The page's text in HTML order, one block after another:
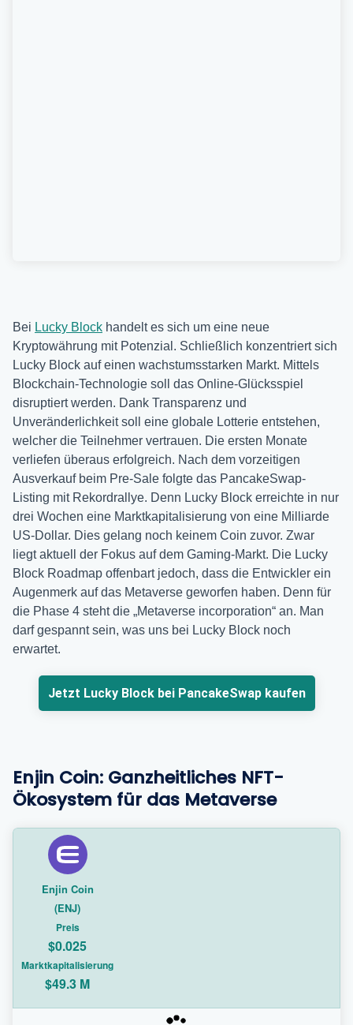
Bei Lucky Block handelt es sich um eine neue
Kryptowährung mit Potenzial. Schließlich konzentriert sich
Lucky Block auf einen wachstumsstarken Markt. Mittels
Blockchain-Technologie soll das Online-Glücksspiel
disruptiert werden. Dank Transparenz und
Unveränderlichkeit soll eine globale Lotterie entstehen,
welcher die Teilnehmer vertrauen. Die ersten Monate
verliefen überaus erfolgreich. Nach dem vorzeitigen
Ausverkauf beim Pre-Sale folgte das PancakeSwap-
Listing mit Rekordrallye. Denn Lucky Block erreichte in nur
drei Wochen eine Marktkapitalisierung von eine Milliarde
US-Dollar. Dies gelang noch keinem Coin zuvor. Zwar
liegt aktuell der Fokus auf dem Gaming-Markt. Die Lucky
Block Roadmap offenbart jedoch, dass die Entwickler ein
Augenmerk auf das Metaverse geworfen haben. Denn für
die Phase 4 steht die „Metaverse incorporation“ an. Man
darf gespannt sein, was uns bei Lucky Block noch
erwartet.
Jetzt Lucky Block bei PancakeSwap kaufen
Enjin Coin: Ganzheitliches NFT-
Ökosystem für das Metaverse
Enjin Coin
(ENJ)
Preis
$0.025
Marktkapitalisierung
$49.3 M